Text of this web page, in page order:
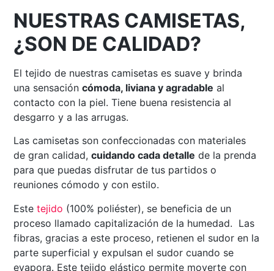
NUESTRAS CAMISETAS,
¿SON DE CALIDAD?
El tejido de nuestras camisetas es suave y brinda
una sensacióncómoda, liviana y agradable al
contacto con la piel. Tiene buena resistencia al
desgarro y a las arrugas.
Las camisetas son confeccionadas con materiales
de gran calidad,cuidando cada detalle de la prenda
para que puedas disfrutar de tus partidos o
reuniones cómodo y con estilo.
Estetejido (100% poliéster), se beneficia de un
proceso llamado capitalización de la humedad. Las
fibras, gracias a este proceso, retienen el sudor en la
parte superficial y expulsan el sudor cuando se
evapora. Este tejido elástico permite moverte con